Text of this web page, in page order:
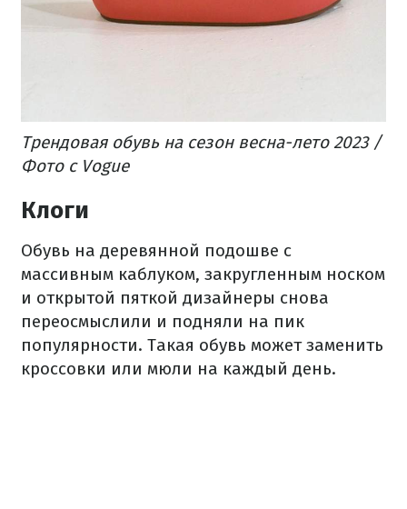
Трендовая обувь на сезон весна-лето 2023 /
Фото с Vogue
Клоги
Обувь на деревянной подошве с
массивным каблуком, закругленным носком
и открытой пяткой дизайнеры снова
переосмыслили и подняли на пик
популярности. Такая обувь может заменить
кроссовки или мюли на каждый день.